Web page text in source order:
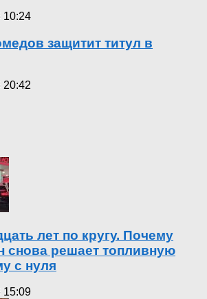
10:24
защитит титул в
20:42
лет по кругу. Почему
снова решает топливную
с нуля
15:09